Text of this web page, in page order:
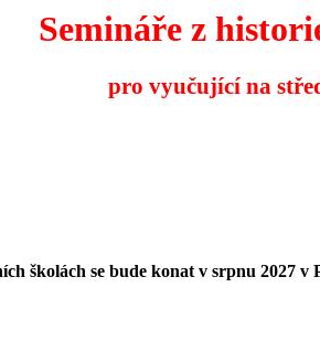
Semináře z
pro vyučující na
školách se bude konat v srpnu 2027 v